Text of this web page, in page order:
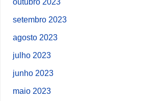
setembro 2023
agosto 2023
julho 2023
junho 2023
maio 2023